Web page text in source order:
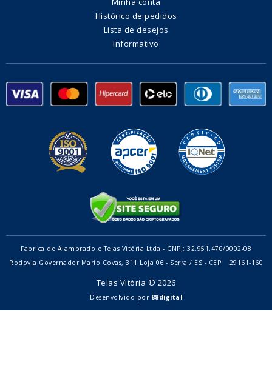
Histórico de pedidos
Lista de desejos
Informativo
Fabrica de Alambrado e Telas Vitória Ltda - CNPJ: 32.951.470/0002-08
Rodovia Governador Mario Covas, 311 Loja 06 - Serra / ES - CEP: 29161-160
Telas Vitória © 2026
Desenvolvido por 88digital